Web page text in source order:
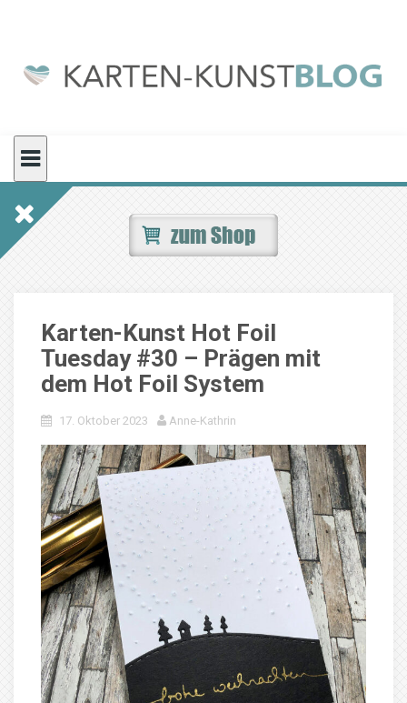
Karten-Kunst Hot Foil
Tuesday #30 – Prägen mit
dem Hot Foil System
17. Oktober 2023 Anne-Kathrin